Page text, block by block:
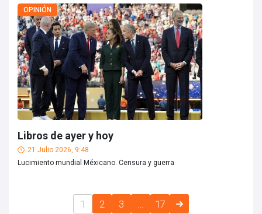
OPINIÓN
Libros de ayer y hoy
21 Julio 2026, 9:48
Lucimiento mundial Méxicano. Censura y guerra
1 2 3 17